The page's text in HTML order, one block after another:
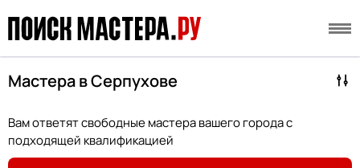
Мастера в Серпухове
Вам ответят свободные мастера вашего города с
подходящей квалификацией